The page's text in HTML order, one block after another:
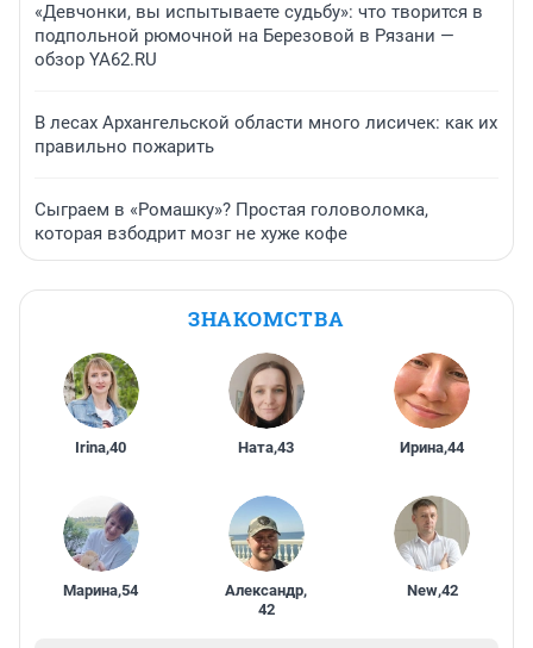
«Девчонки, вы испытываете судьбу»: что творится в
подпольной рюмочной на Березовой в Рязани —
обзор YA62.RU
В лесах Архангельской области много лисичек: как их
правильно пожарить
Сыграем в «Ромашку»? Простая головоломка,
которая взбодрит мозг не хуже кофе
ЗНАКОМСТВА
Irina,40 Ната,43 Ирина,44
Марина,54 Александр,
42
New,42